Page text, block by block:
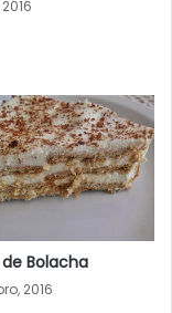
Bolacha
2016